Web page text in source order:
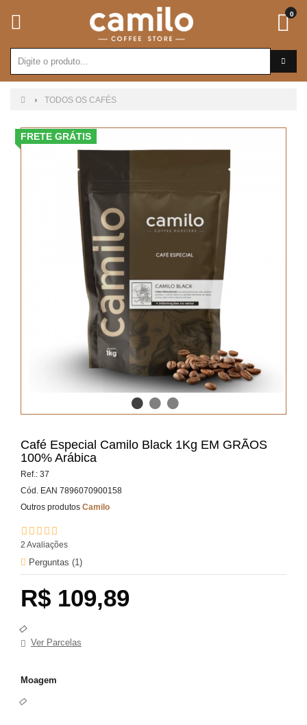
0
TODOS OS CAFÉS
FRETE GRÁTIS
Café Especial Camilo Black 1Kg EM GRÃOS
100% Arábica
Ref.: 37
Cód. EAN 7896070900158
Outros produtos Camilo
2 Avaliações
Perguntas (1 )
R$ 109,89
Ver Parcelas
Moagem